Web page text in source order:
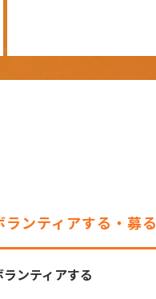
ランティアする・募る
ランティアする